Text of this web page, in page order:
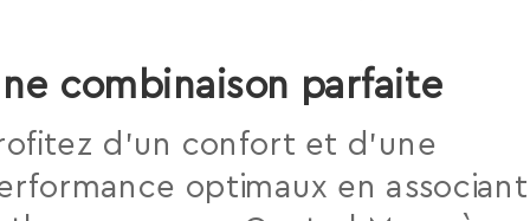
combinaison parfaite
d’un confort et d’une
optimaux en associant